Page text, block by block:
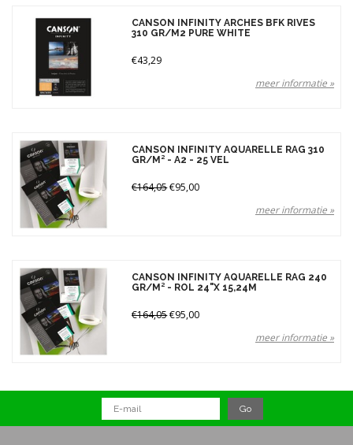
CANSON INFINITY ARCHES BFK RIVES
310 GR/M2 PURE WHITE
€43,29
meer informatie »
CANSON INFINITY AQUARELLE RAG 310
GR/M² - A2 - 25 VEL
€164,05€95,00
meer informatie »
CANSON INFINITY AQUARELLE RAG 240
GR/M² - ROL 24"X 15,24M
€164,05€95,00
meer informatie »